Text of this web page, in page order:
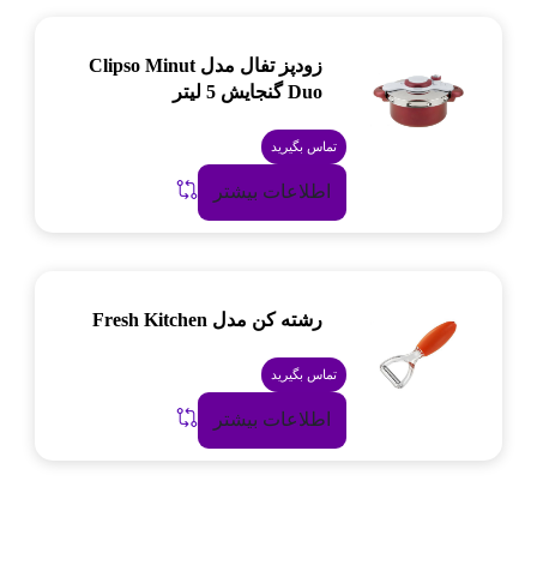
زودپز تفال مدل Clipso Minut
Duo گنجایش 5 لیتر
تماس بگیرید
اطلاعات بیشتر
رشته کن مدل Fresh Kitchen
تماس بگیرید
اطلاعات بیشتر